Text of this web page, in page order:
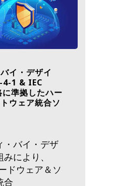
イ・デザイ
4-1 & IEC
準拠したハー
ウェア統合ソ
・バイ・デザ
により、
ドウェア＆ソ
合